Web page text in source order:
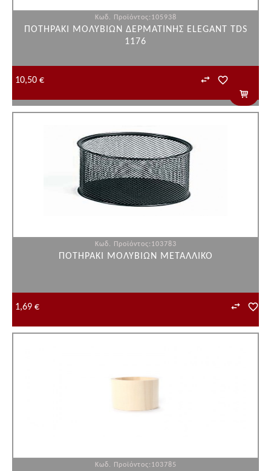
Κωδ. Προϊόντος:105938
ΠΟΤΗΡΑΚΙ ΜΟΛΥΒΙΩΝ ΔΕΡΜΑΤΙΝΗΣ ELEGANT TDS
1176
10,50 €
Κωδ. Προϊόντος:103783
ΠΟΤΗΡΑΚΙ ΜΟΛΥΒΙΩΝ ΜΕΤΑΛΛΙΚΟ
1,69 €
Κωδ. Προϊόντος:103785